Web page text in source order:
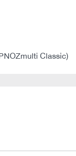
Classic)